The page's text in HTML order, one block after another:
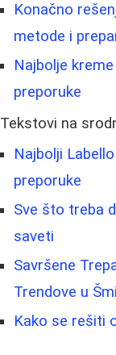
Konačno
metode i
Najbolje
preporuke
Tekstovi na
Najbolji
preporuke
Sve što treba
saveti
Savršene
Trendove u
Kako se rešiti